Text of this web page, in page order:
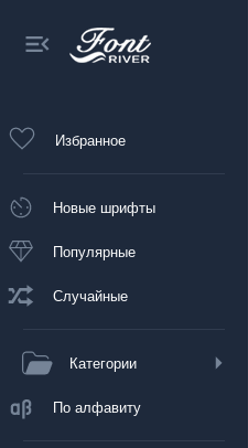
Избранное
Новые шрифты
Популярные
Случайные
Категории
По алфавиту